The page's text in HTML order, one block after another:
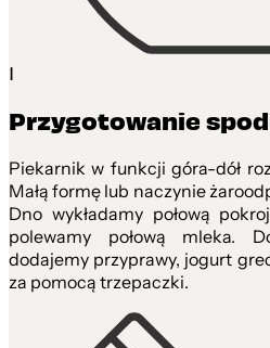
1
Przygotowanie
Piekarnik w funkcji góra-dół
Małą formę lub naczynie
Dno wykładamy połową
polewamy połową mleka.
dodajemy przyprawy, jogurt
za pomocą trzepaczki.